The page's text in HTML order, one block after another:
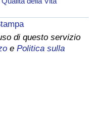
di questo servizio
e Politica sulla